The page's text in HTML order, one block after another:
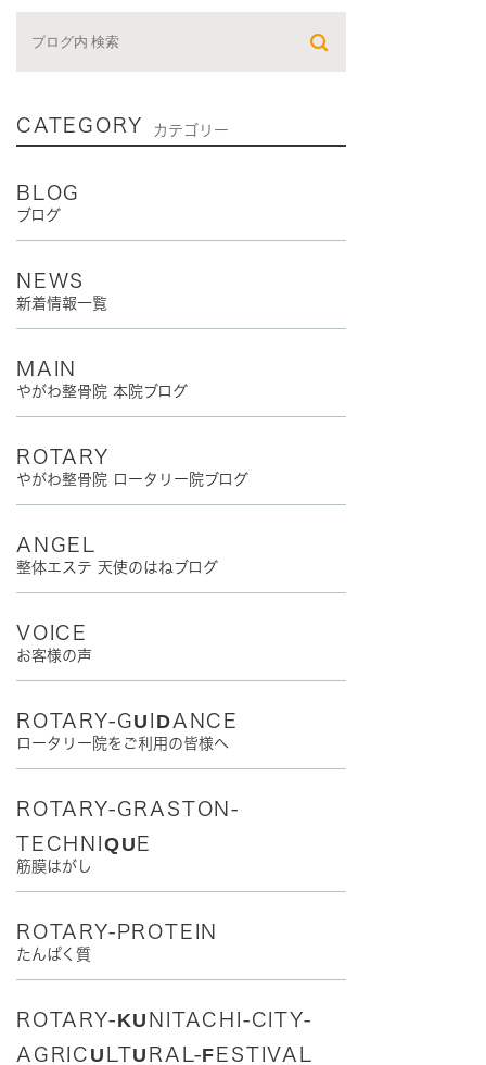
CATEGORY カテゴリー
BLOG
ブログ
NEWS
新着情報一覧
MAIN
やがわ整骨院 本院ブログ
ROTARY
やがわ整骨院 ロータリー院ブログ
ANGEL
整体エステ 天使のはねブログ
VOICE
お客様の声
ROTARY-GUIDANCE
ロータリー院をご利用の皆様へ
ROTARY-GRASTON-
TECHNIQUE
筋膜はがし
ROTARY-PROTEIN
たんぱく質
ROTARY-KUNITACHI-CITY-
AGRICULTURAL-FESTIVAL